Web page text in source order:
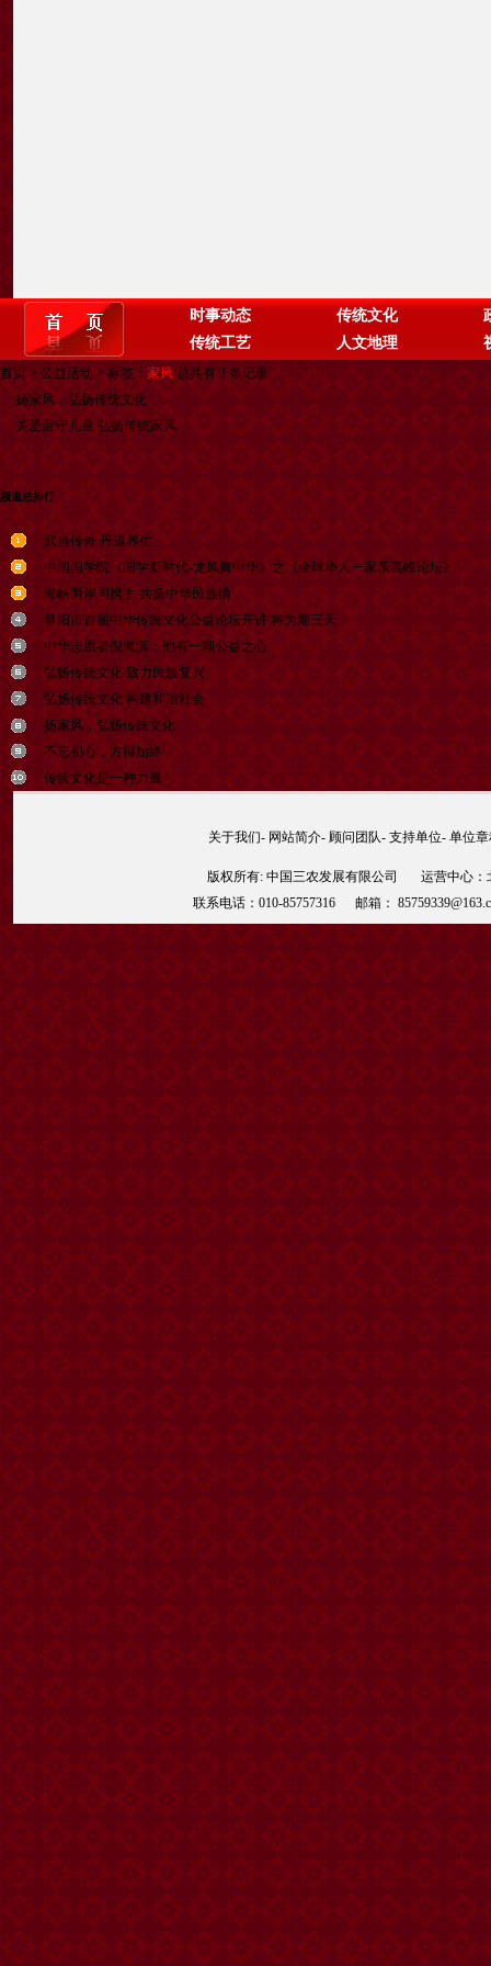
时事动态 传统文化
传统工艺
人文地理
首页 > 公益活动 > 标签： 家风 总共有 2 条记录
·扬家风，弘扬传统文化
·关爱留守儿童 弘扬传统家风
频道总排行
武当传奇 丹道养生
中国国学院《国学新时代-龙凤舞中华》之《全球华人一家亲高峰论坛》
海峡两岸同携手 共扬中华民族情
阜阳市首届中华传统文化公益论坛开讲 将为期三天
中华志愿者倪海滨：他有一颗公益之心
弘扬传统文化 致力民族复兴
弘扬传统文化 构建和谐社会
扬家风，弘扬传统文化
不忘初心，方得始终
传统文化是一种力量
关于我们- 网站简介- 顾问团队- 支持单位- 单位
版权所有: 中国三农发展有限公司 运营中心
联系电话：010-85757316 邮箱：